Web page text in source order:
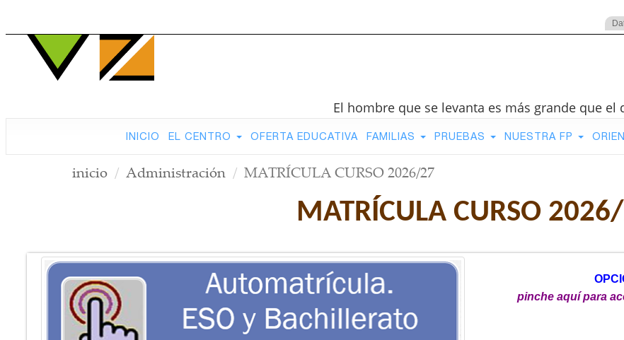
El hombre que se levanta es más grande que el
INICIO EL CENTRO OFERTA EDUCATIVA FAMILIAS PRUEBAS NUESTRA FP
inicio Administración MATRÍCULA CURSO 2026/27
MATRÍCULA CURSO
pinche aquí para